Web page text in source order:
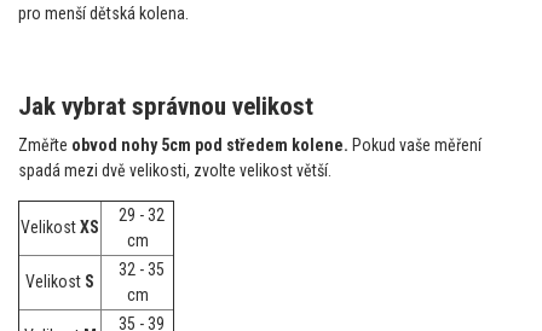
pro menší dětská kolena.
Jak vybrat správnou velikost
Změřte obvod nohy 5cm pod středem kolene. Pokud vaše měření
spadá mezi dvě velikosti, zvolte velikost větší.
VelikostXS
29 - 32
cm
Velikost S
32 - 35
cm
35 - 39